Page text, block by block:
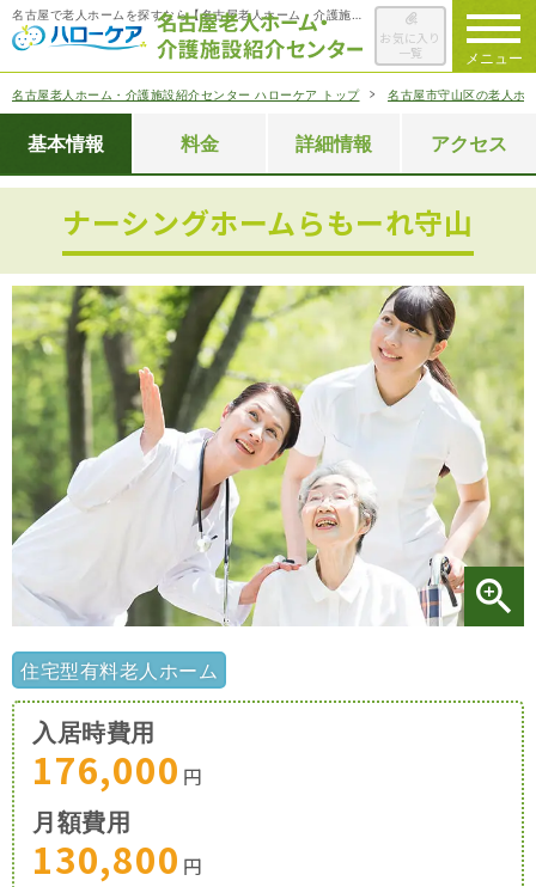
メニュー
お気に入り
一覧
ハローケアについて
老人ホームを検索する
施設選びのポイント
ご入居までの 流れ
会社概要
お役立ち情報 一覧
施設特集一覧
ブログ一覧
名古屋老人ホーム・介護施設紹介センター ハローケア トップ 名古屋市守山区の老人ホ
基本情報 料金 詳細情報 アクセス
ナーシングホームらもーれ守山
住宅型有料老人ホーム
入居時費用
176,000 円
月額費用
130,800 円